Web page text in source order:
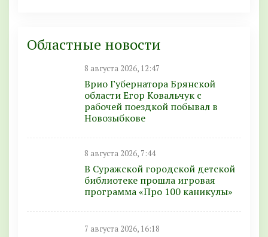
Областные новости
8 августа 2026, 12:47
Врио Губернатора Брянской
области Егор Ковальчук с
рабочей поездкой побывал в
Новозыбкове
8 августа 2026, 7:44
В Суражской городской детской
библиотеке прошла игровая
программа «Про 100 каникулы»
7 августа 2026, 16:18